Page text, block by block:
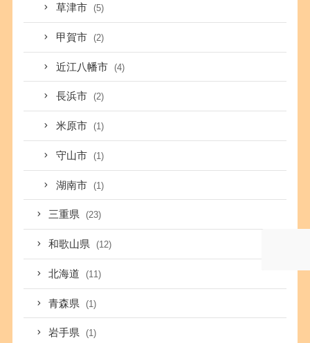
草津市 (5)
甲賀市 (2)
近江八幡市 (4)
長浜市 (2)
米原市 (1)
守山市 (1)
湖南市 (1)
三重県 (23)
和歌山県 (12)
北海道 (11)
青森県 (1)
岩手県 (1)